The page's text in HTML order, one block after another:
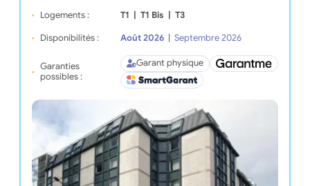
Logements : T1 | T1 Bis | T3
Disponibilités : Août 2026 | Septembre 2026
Garanties
possibles :
Garant physique